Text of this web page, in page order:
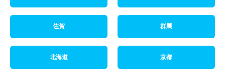
佐賀 群馬
北海道 京都